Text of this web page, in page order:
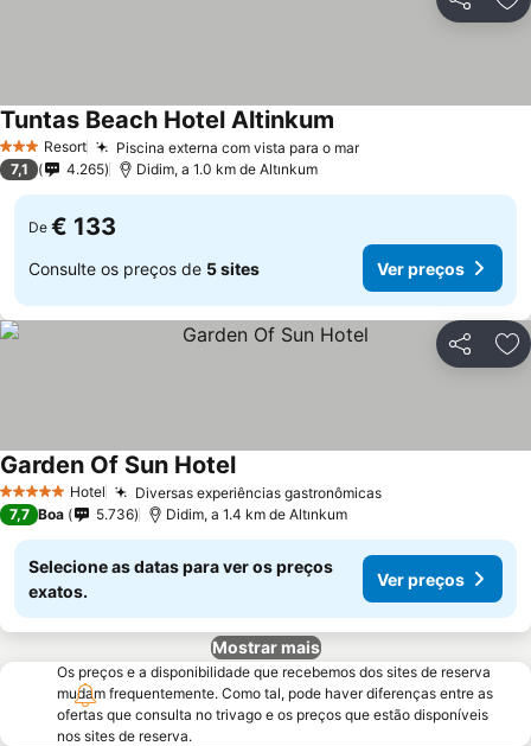
Partilhar
3 EstrelasResort Piscina externa com vista para o marVer preços
Tuntas Beach Hotel Altinkum
7,1 4.265 Didim, a 1.0 km de Altınkum
De € 133
Consulte os preços de 5 sites Ver preços
Partilhar
5 Estrelas Hotel Diversas experiências gastronômicasVer preços
Garden Of Sun HotelVer preços
7,7 Boa 5.736 Didim, a 1.4 km de Altınkum
Selecione as datas para ver os preços
exatos.
Ver preços
Mostrar mais
Os preços e a disponibilidade que recebemos dos sites de reserva
mudam frequentemente. Como tal, pode haver diferenças entre as
ofertas que consulta no trivago e os preços que estão disponíveis
nos sites de reserva.